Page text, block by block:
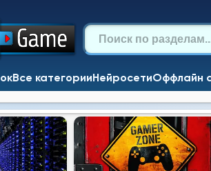
Все категории НейросетиОффлайн